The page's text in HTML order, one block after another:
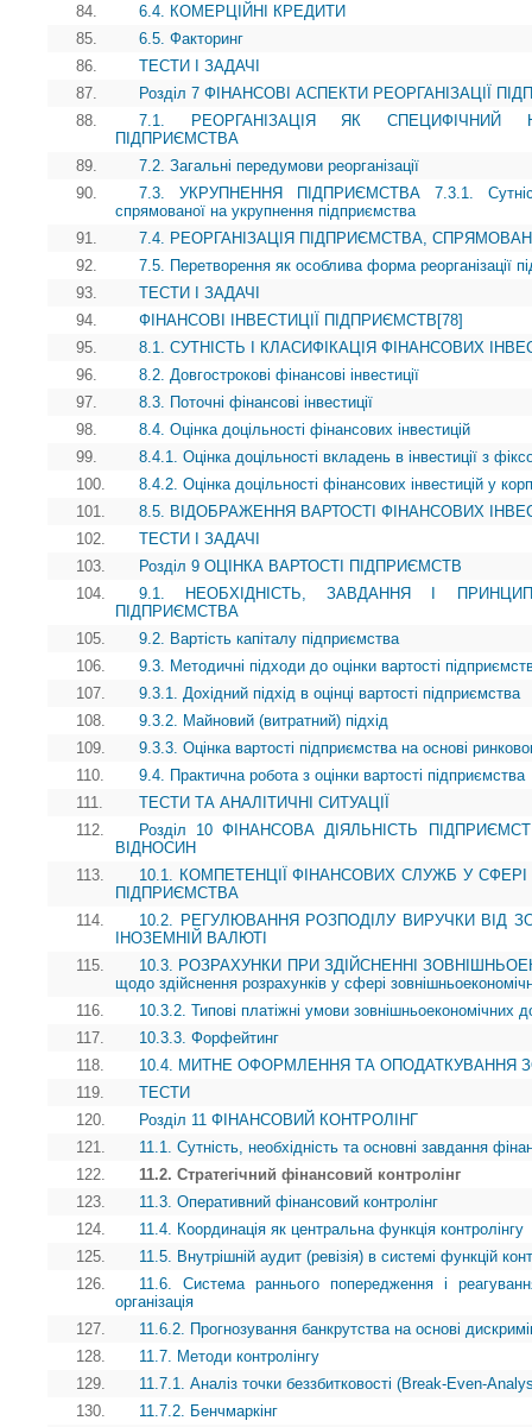
84.
6.4. КОМЕРЦІЙНІ КРЕДИТИ
85.
6.5. Факторинг
86.
ТЕСТИ І ЗАДАЧІ
87.
Розділ 7 ФІНАНСОВІ АСПЕКТИ РЕОРГАНІЗАЦІЇ
88.
7.1. РЕОРГАНІЗАЦІЯ ЯК СПЕЦИФІЧНИЙ
ПІДПРИЄМСТВА
89.
7.2. Загальні передумови реорганізації
90.
7.3. УКРУПНЕННЯ ПІДПРИЄМСТВА 7.3.1.
спрямованої на укрупнення підприємства
91.
7.4. РЕОРГАНІЗАЦІЯ ПІДПРИЄМСТВА,
92.
7.5. Перетворення як особлива форма реорганізації
93.
ТЕСТИ І ЗАДАЧІ
94.
ФІНАНСОВІ ІНВЕСТИЦІЇ ПІДПРИЄМСТВ[78]
95.
8.1. СУТНІСТЬ І КЛАСИФІКАЦІЯ ФІНАНСОВИХ
96.
8.2. Довгострокові фінансові інвестиції
97.
8.3. Поточні фінансові інвестиції
98.
8.4. Оцінка доцільності фінансових інвестицій
99.
8.4.1. Оцінка доцільності вкладень в інвестиції з
100.
8.4.2. Оцінка доцільності фінансових інвестицій у
101.
8.5. ВІДОБРАЖЕННЯ ВАРТОСТІ ФІНАНСОВИХ
102.
ТЕСТИ І ЗАДАЧІ
103.
Розділ 9 ОЦІНКА ВАРТОСТІ ПІДПРИЄМСТВ
104.
9.1. НЕОБХІДНІСТЬ, ЗАВДАННЯ І
ПІДПРИЄМСТВА
105.
9.2. Вартість капіталу підприємства
106.
9.3. Методичні підходи до оцінки вартості
107.
9.3.1. Дохідний підхід в оцінці вартості підприємства
108.
9.3.2. Майновий (витратний) підхід
109.
9.3.3. Оцінка вартості підприємства на основі
110.
9.4. Практична робота з оцінки вартості підприємства
111.
ТЕСТИ ТА АНАЛІТИЧНІ СИТУАЦІЇ
112.
Розділ 10 ФІНАНСОВА ДІЯЛЬНІСТЬ
ВІДНОСИН
113.
10.1. КОМПЕТЕНЦІЇ ФІНАНСОВИХ СЛУЖБ У
ПІДПРИЄМСТВА
114.
10.2. РЕГУЛЮВАННЯ РОЗПОДІЛУ ВИРУЧКИ ВІД
ІНОЗЕМНІЙ ВАЛЮТІ
115.
10.3. РОЗРАХУНКИ ПРИ ЗДІЙСНЕННІ
щодо здійснення розрахунків у сфері
116.
10.3.2. Типові платіжні умови зовнішньоекономічних
117.
10.3.3. Форфейтинг
118.
10.4. МИТНЕ ОФОРМЛЕННЯ ТА ОПОДАТКУВАННЯ
119.
ТЕСТИ
120.
Розділ 11 ФІНАНСОВИЙ КОНТРОЛІНГ
121.
11.1. Сутність, необхідність та основні завдання
122.
11.2. Стратегічний фінансовий контролінг
123.
11.3. Оперативний фінансовий контролінг
124.
11.4. Координація як центральна функція контролінгу
125.
11.5. Внутрішній аудит (ревізія) в системі функцій
126.
11.6. Система раннього попередження і
організація
127.
11.6.2. Прогнозування банкрутства на основі
128.
11.7. Методи контролінгу
129.
11.7.1. Аналіз точки беззбитковості (Break-Even-
130.
11.7.2. Бенчмаркінг